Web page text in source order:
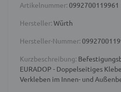
Artikelnummer: 0992700119961
Hersteller: Würth
Hersteller-Nummer:
Kurzbeschreibung:
EURADOP - Doppelseitiges
Verkleben im Innen- und